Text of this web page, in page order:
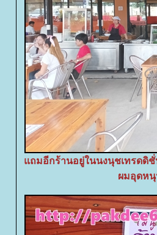
ถมอีกร้านอยู่ในนงนุชเทรดดิ
ผมอุดหนุ